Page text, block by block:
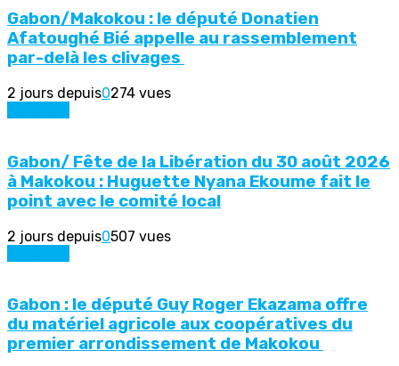
Gabon/Makokou : le député Donatien
Afatoughé Bié appelle au rassemblement
par-delà les clivages
2 jours depuis0274 vues
Gabon/ Fête de la Libération du 30 août 2026
à Makokou : Huguette Nyana Ekoume fait le
point avec le comité local
2 jours depuis0507 vues
Gabon : le député Guy Roger Ekazama offre
du matériel agricole aux coopératives du
premier arrondissement de Makokou